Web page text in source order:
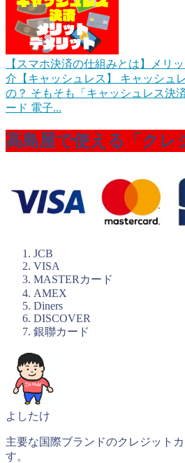
【スマホ決済の仕組みとは】メリ
介【キャッシュレス】
キャッシュ
の？ そもそも「キャッシュレス決
ード 電子...
高島屋で使える「クレ
JCB
VISA
MASTERカード
AMEX
Diners
DISCOVER
銀聯カード
よしたけ
主要な国際ブランドのクレジット
す。